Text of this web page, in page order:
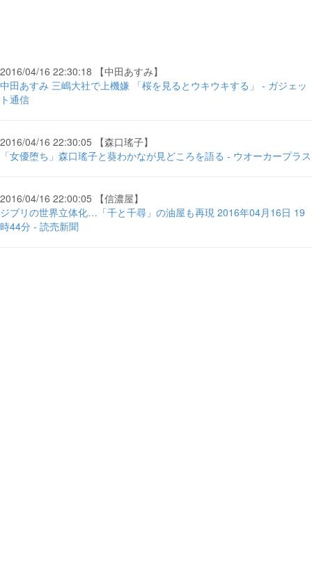
2016/04/16 22:30:18 【中田あすみ】
中田あすみ 三嶋大社で上機嫌 「桜を見るとウキウキする」 - ガジェッ
ト通信
2016/04/16 22:30:05 【森口瑤子】
「女優堕ち」森口瑤子と葵わかなが見どころを語る - ウオーカープラス
2016/04/16 22:00:05 【信濃屋】
ジブリの世界立体化…「千と千尋」の油屋も再現 2016年04月16日 19
時44分 - 読売新聞